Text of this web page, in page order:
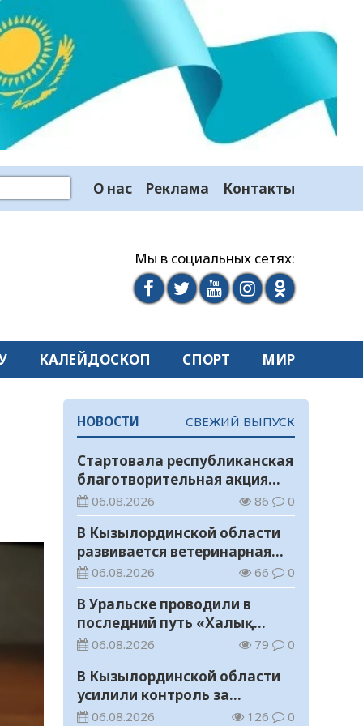
О нас Реклама Контакты
Мы в социальных сетях:
КАЛЕЙДОСКОП СПОРТ МИР
НОВОСТИ СВЕЖИЙ ВЫПУСК
Стартовала республиканская
благотворительная акция
«Дорога в школу»
06.08.2026 86 0
В Кызылординской области
развивается ветеринарная
отрасль
06.08.2026 66 0
В Уральске проводили в
последний путь «Халық
Қаһарманы» Ивана
Степановича Гапича
06.08.2026 79 0
В Кызылординской области
усилили контроль за
финансовой дисциплиной
06.08.2026 126 0